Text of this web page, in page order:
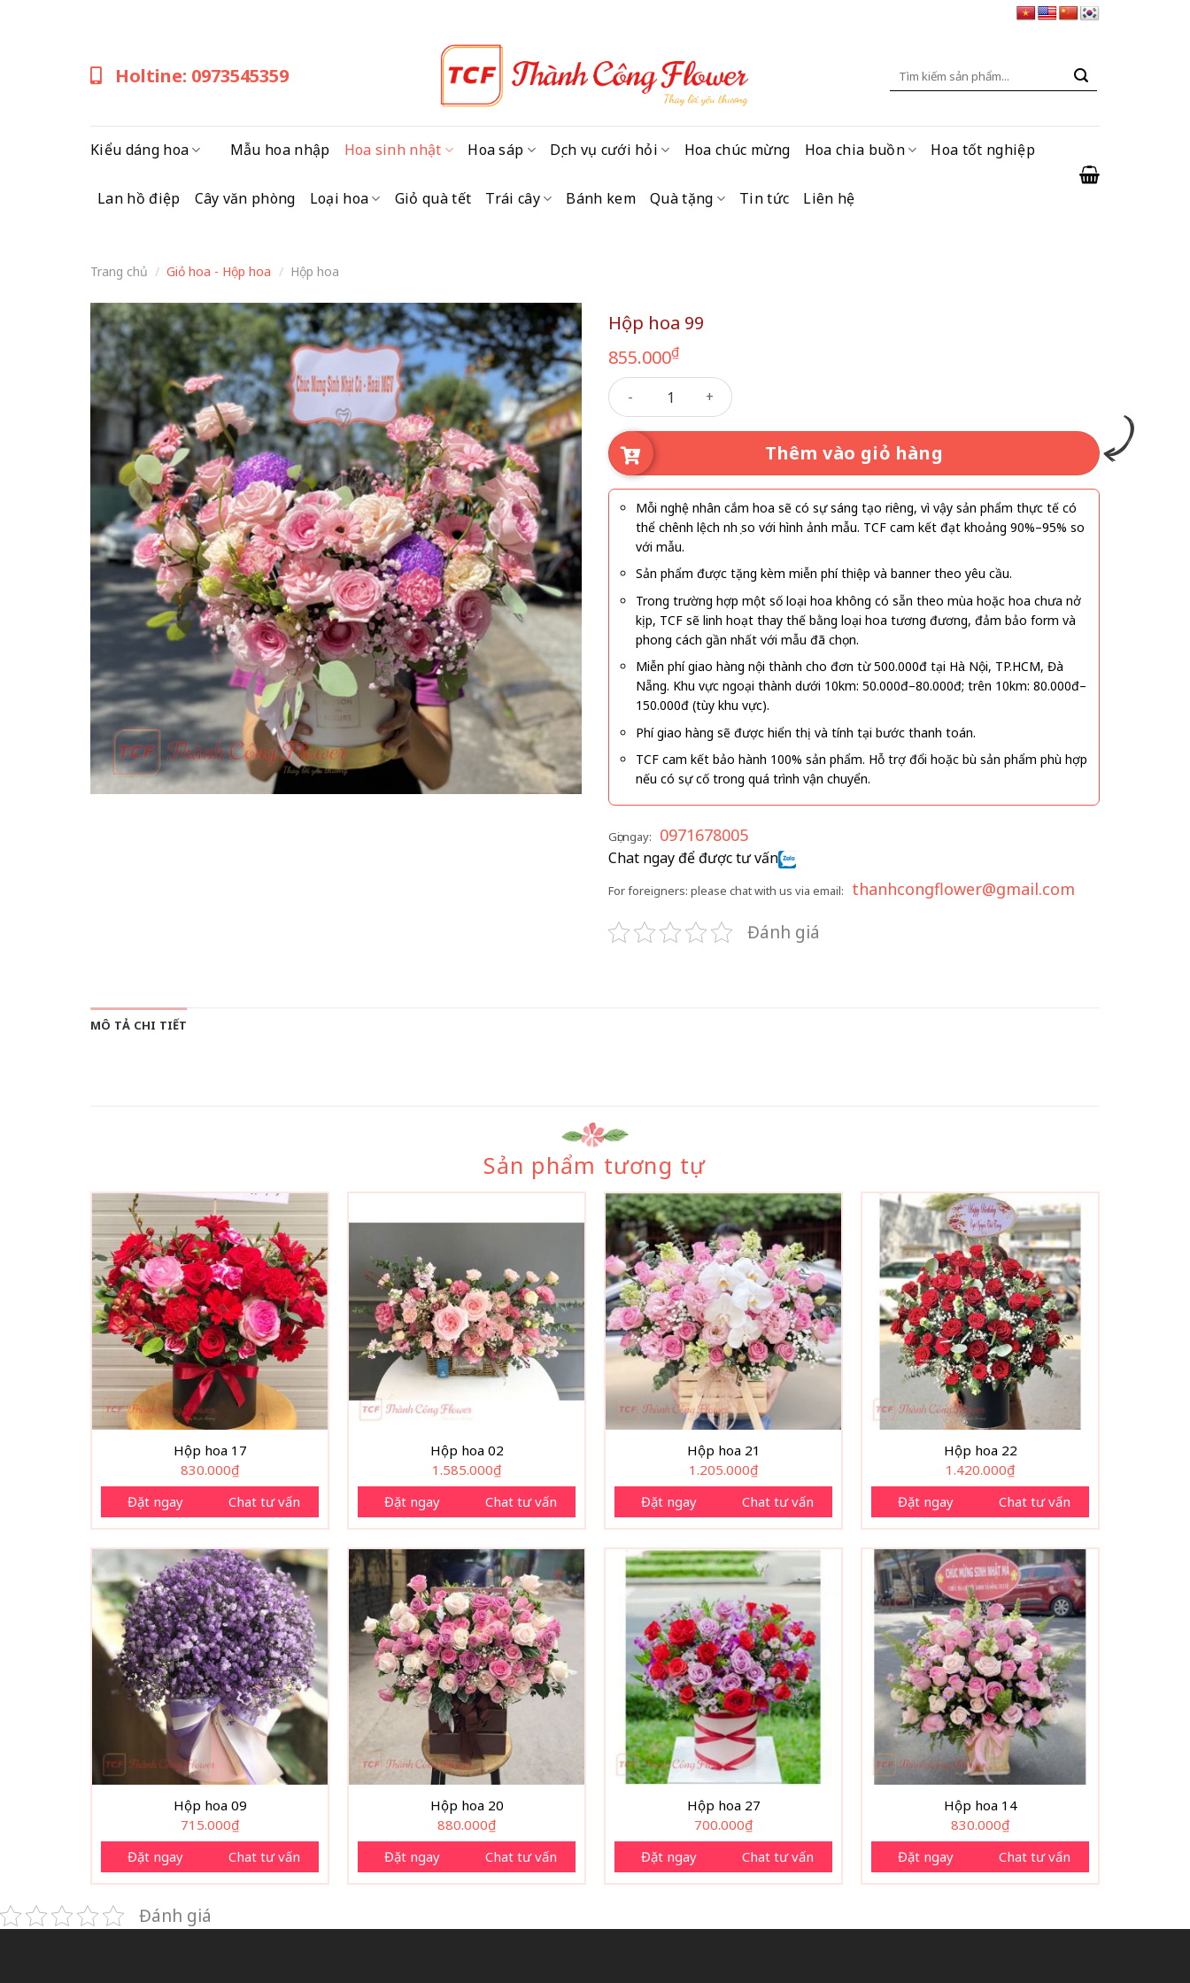
Holtine: 0973545359
Tìm
Kiểu dáng hoa Mẫu hoa nhập Hoa sinh nhật Hoa sáp Dịch vụ cưới hỏi Hoa chúc mừng Hoa chia buồn Hoa tốt nghiệp
Lan hồ điệp Cây văn phòng Loại hoa Giỏ quà tết Trái cây Bánh kem Quà tặng Tin tức Liên hệ
Trang chủ / Giỏ hoa - Hộp hoa / Hộp hoa
Hộp hoa 99
855.000₫
Hộp hoa 99 số lượng
Thêm vào giỏ hàng
Mỗi nghệ nhân cắm hoa sẽ có sự sáng tạo riêng, vì vậy sản phẩm thực tế có
thể chênh lệch nhẹ so với hình ảnh mẫu. TCF cam kết đạt khoảng 90%–95% so
với mẫu.
Sản phẩm được tặng kèm miễn phí thiệp và banner theo yêu cầu.
Trong trường hợp một số loại hoa không có sẵn theo mùa hoặc hoa chưa nở
kịp, TCF sẽ linh hoạt thay thế bằng loại hoa tương đương, đảm bảo form và
phong cách gần nhất với mẫu đã chọn.
Miễn phí giao hàng nội thành cho đơn từ 500.000đ tại Hà Nội, TP.HCM, Đà
Nẵng. Khu vực ngoại thành dưới 10km: 50.000đ–80.000đ; trên 10km: 80.000đ–
150.000đ (tùy khu vực).
Phí giao hàng sẽ được hiển thị và tính tại bước thanh toán.
TCF cam kết bảo hành 100% sản phẩm. Hỗ trợ đổi hoặc bù sản phẩm phù hợp
nếu có sự cố trong quá trình vận chuyển.
Gọi ngay: 0971678005
Chat ngay để được tư vấn
For foreigners: please chat with us via email: thanhcongflower@gmail.com
Đánh giá
MÔ TẢ CHI TIẾT
Sản phẩm tương tự
Hộp hoa 17
830.000₫
Đặt ngay
Chat tư vấn
Hộp hoa 02
1.585.000₫
Đặt ngay
Chat tư vấn
Hộp hoa 21
1.205.000₫
Đặt ngay
Chat tư vấn
Hộp hoa 22
1.420.000₫
Đặt ngay
Chat tư vấn
Hộp hoa 09
715.000₫
Đặt ngay
Chat tư vấn
Hộp hoa 20
880.000₫
Đặt ngay
Chat tư vấn
Hộp hoa 27
700.000₫
Đặt ngay
Chat tư vấn
Hộp hoa 14
830.000₫
Đặt ngay
Chat tư vấn
Đánh giá